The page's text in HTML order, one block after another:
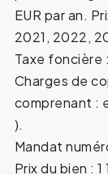
EUR par an.
2021, 2022,
Taxe foncière
Charges de
comprenant :
).
Mandat
Prix du bien :